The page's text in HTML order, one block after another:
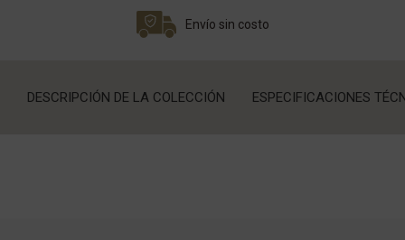
Envío sin costo
DESCRIPCIÓN DE LA COLECCIÓN ESPECIFICACIONES